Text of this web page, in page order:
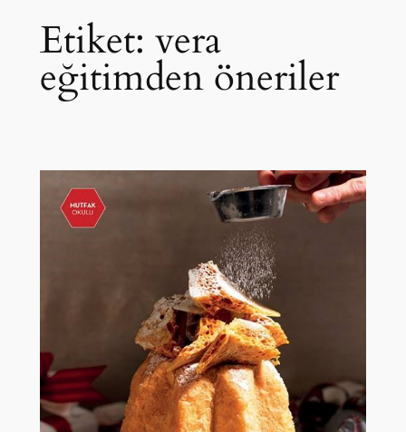
Etiket: vera
eğitimden öneriler